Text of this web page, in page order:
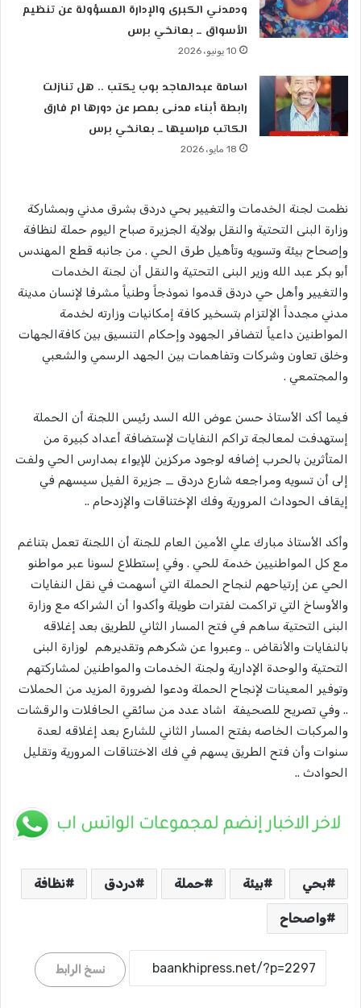
ودمدني الكبرى والإدارة المسؤولة عن تنظيم
الأسواق ــ بعانخي برس
10 يونيو، 2026
اسامة عبدالماجد بوب يكتب .. هل تنازلت
رابطة أبناء مدنى بمصر عن دورها ام فارق
الكاتب مراسيها ــ بعانخي برس
18 مايو، 2026
نظمت لجنة الخدمات والتغيير بحي دردق بشرق مدني وبمشاركة
وزارة البنى التحتية والنقل بولاية الجزيرة صباح اليوم حملة لنظافة
وإصحاح بيئة وتسويه وتأهيل طرق الحي . من جانبه قطع المهندس
أبو بكر عبد الله وزير البنى التحتية والنقل أن لجنة الخدمات
والتغيير وأهل حي دردق قدموا نموذجاً وطنياً مشرفا لإنسان مدينة
مدني مجدداً الإلتزام بتسخير كافة إمكانيات وزارته لخدمة
المواطنين داعياً لتضافر الجهود وإحكام التنسيق بين كافةالجهات
وخلق تعاون وشركات وتفاهمات بين الجهد الرسمي والشعبي
والمجتمعي .
فيما أكد الأستاذ حسن عوض الله السد رئيس اللجنة أن الحملة
إستهدفت لمعالجة تراكم النفايات لإستضافة أعداد كبيرة من
المتأثرين بالحرب إضافه لوجود مركزين للإيواء بمدارس الحي ولفت
إلى أن تسويه ومراجعه شارع دردق _ جزيرة الفيل سيسهم في
إيقاف الحوداث المرورية وفك الإختناقات والإزدحام ..
وأكد الأستاذ مبارك علي الأمين العام للجنة أن اللجنة تعمل بتناغم
مع كل المواطنيين خدمة للحي . وفي إستطلاع لسونا عبر مواطنو
الحي عن إرتياحهم لنجاح الحملة التي أسهمت في نقل النفايات
والأوساخ التي تراكمت لفترات طويلة وأكدوا أن الشراكه مع وزارة
البنى التحتية ساهم في فتح المسار الثاني للطريق بعد إغلاقه
بالنفايات والأنقاض .. وعبروا عن شكرهم وتقديرهم لوزارة البنى
التحتية والوحدة الإدارية ولجنة الخدمات والمواطنين لمشاركتهم
وتوفير المعينات لإنجاح الحملة ودعوا لضرورة المزيد من الحملات
.. وفي تصريح للصحيفة اشاد عدد من سائقي الحافلات والرقشات
والمركبات الخاصه بفتح المسار الثاني للشارع بعد إغلاقه لعدة
سنوات وأن فتح الطريق يسهم في فك الاختناقات المرورية وتقليل
الحوادث ..
بحي بيئة حملة دردق نظافة
واصحاح
نسخ الرابط